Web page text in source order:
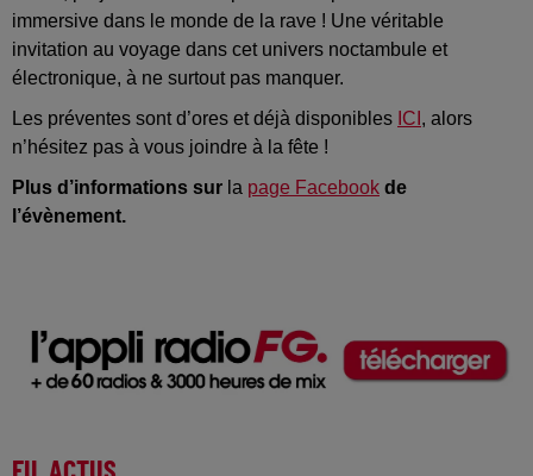
immersive dans le monde de la rave ! Une véritable
invitation au voyage dans cet univers noctambule et
électronique, à ne surtout pas manquer.
Les préventes sont d’ores et déjà disponibles ICI , alors
n’hésitez pas à vous joindre à la fête !
Plus d’informations sur la page Facebook de
l’évènement.